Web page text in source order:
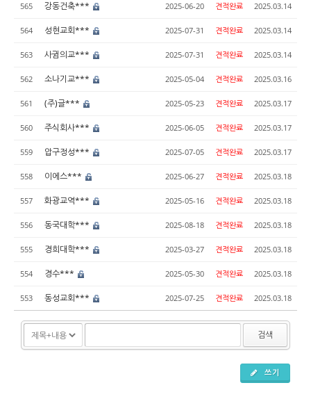
565 강동건축*** 2025-06-20 견적완료 2025.03.14
564 성현교회*** 2025-07-31 견적완료 2025.03.14
563 사귐의교*** 2025-07-31 견적완료 2025.03.14
562 소나기교*** 2025-05-04 견적완료 2025.03.16
561 (주)글*** 2025-05-23 견적완료 2025.03.17
560 주식회사*** 2025-06-05 견적완료 2025.03.17
559 압구정성*** 2025-07-05 견적완료 2025.03.17
558 이에스*** 2025-06-27 견적완료 2025.03.18
557 화광교역*** 2025-05-16 견적완료 2025.03.18
556 동국대학*** 2025-08-18 견적완료 2025.03.18
555 경희대학*** 2025-03-27 견적완료 2025.03.18
554 경수*** 2025-05-30 견적완료 2025.03.18
553 동성교회*** 2025-07-25 견적완료 2025.03.18
검색
쓰기